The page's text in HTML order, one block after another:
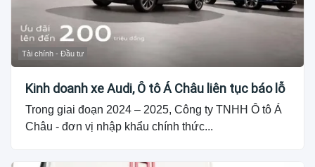
Tài chính - Đầu tư
Kinh doanh xe Audi, Ô tô Á Châu liên tục báo lỗ
Trong giai đoạn 2024 – 2025, Công ty TNHH Ô tô Á
Châu - đơn vị nhập khẩu chính thức...